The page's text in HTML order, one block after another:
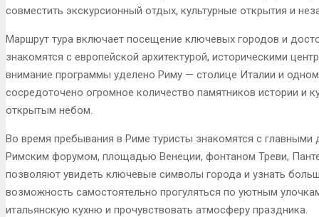
совместить экскурсионный отдых, культурные открытия и
Маршрут тура включает посещение ключевых городов и
знакомятся с европейской архитектурой, историческими
внимание программы уделено Риму — столице Италии и
сосредоточено огромное количество памятников истории и
открытым небом.
Во время пребывания в Риме туристы знакомятся с
Римским форумом, площадью Венеции, фонтаном Треви,
позволяют увидеть ключевые символы города и узнать
возможность самостоятельно прогуляться по уютным
итальянскую кухню и прочувствовать атмосферу праздника.